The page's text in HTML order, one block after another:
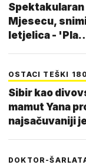
Spektakularan
Mjesecu,
letjelica -
OSTACI TEŠKI
Sibir kao
mamut Yana
najsačuvaniji
DOKTOR-